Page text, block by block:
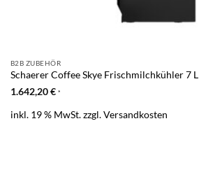
B2B ZUBEHÖR
Schaerer Coffee Skye Frischmilchkühler 7 L
1.642,20€ *
inkl. 19 % MwSt.zzgl.Versandkosten